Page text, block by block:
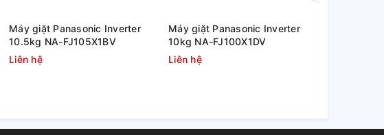
Máy giặt Panasonic Inverter
10.5kg NA-FJ105X1BV
Liên hệ
Máy giặt Panasonic Inverter
10kg NA-FJ100X1DV
Liên hệ